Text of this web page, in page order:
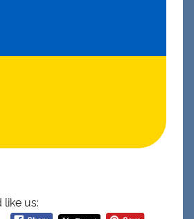
like us: